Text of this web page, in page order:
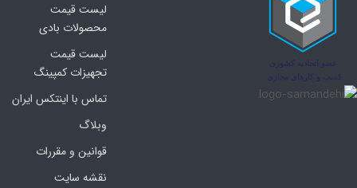
لیست قیمت
محصولات بادی
لیست قیمت
تجهیزات کمپینگ
تماس با اینتکس ایران
وبلاگ
قوانین و مقررات
نقشه سایت